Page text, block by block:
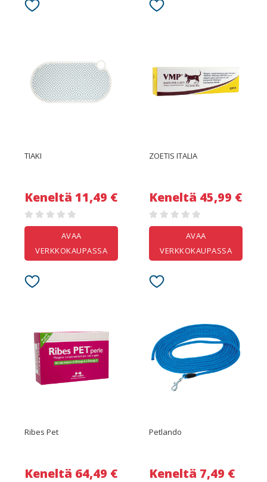
TIAKI
Keneltä 11,49 €
AVAA
VERKKOKAUPASSA
ZOETIS ITALIA
Keneltä 45,99 €
AVAA
VERKKOKAUPASSA
Ribes Pet
Keneltä 64,49 €
Petlando
Keneltä 7,49 €